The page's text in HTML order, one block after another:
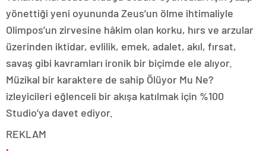
yönettiği yeni oyununda Zeus’un ölme ihtimaliyle
Olimpos’un zirvesine hâkim olan korku, hırs ve arzular
üzerinden iktidar, evlilik, emek, adalet, akıl, fırsat,
savaş gibi kavramları ironik bir biçimde ele alıyor.
Müzikal bir karaktere de sahip Ölüyor Mu Ne?
izleyicileri eğlenceli bir akışa katılmak için %100
Studio’ya davet ediyor.
REKLAM